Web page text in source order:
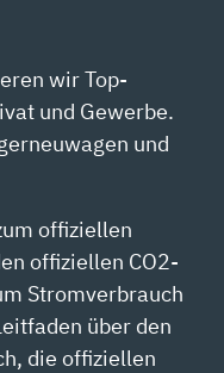
wir Top-
und Gewerbe.
und
offiziellen
offiziellen CO2-
Stromverbrauch
über den
die offiziellen